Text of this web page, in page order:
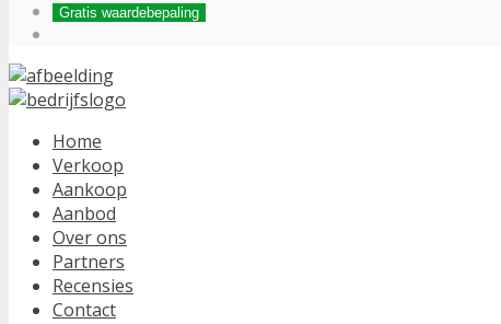
Gratis waardebepaling
Home
Verkoop
Aankoop
Aanbod
Over ons
Partners
Recensies
Contact